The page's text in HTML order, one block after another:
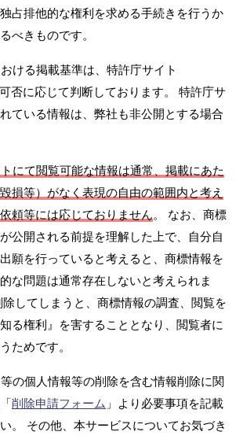
占排他的な権利を求める手続きを行うか
べきものです。
ける掲載基準は、特許庁サイト
否に応じて判断しております。 特許庁サ
ている情報は、弊社も非公開とする場合
にて閲覧可能な情報は通常、掲載にあた
損等）がなく表現の自由の範囲内と考え
頼等には応じておりません。 なお、商標
公開される前提を理解した上で、自分自
願を行っていると考えると、商標情報を
な問題は通常存在しないと考えられま
してしまうと、商標情報の調査、閲覧を
る権利』を害することとなり、閲覧者に
ためです。
の個人情報等の削除を含む情報削除に関
削除申請フォーム 」より必要事項を記載
。 その他、本サービスについてお気づき